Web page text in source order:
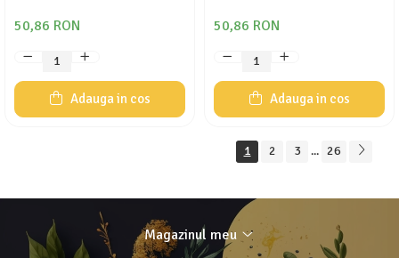
50,86 RON
Adauga in cos
50,86 RON
Adauga in cos
1 2 3 ... 26
Magazinul meu